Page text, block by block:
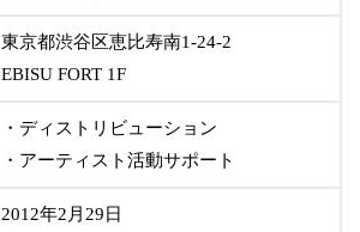
東京都渋谷区恵比寿南1-24-2
EBISU FORT 1F
・ディストリビューション
・アーティスト活動サポート
2012年2月29日